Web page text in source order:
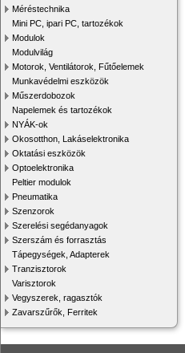
Méréstechnika
Mini PC, ipari PC, tartozékok
Modulok
Modulvilág
Motorok, Ventilátorok, Fűtőelemek
Munkavédelmi eszközök
Műszerdobozok
Napelemek és tartozékok
NYÁK-ok
Okosotthon, Lakáselektronika
Oktatási eszközök
Optoelektronika
Peltier modulok
Pneumatika
Szenzorok
Szerelési segédanyagok
Szerszám és forrasztás
Tápegységek, Adapterek
Tranzisztorok
Varisztorok
Vegyszerek, ragasztók
Zavarszűrők, Ferritek